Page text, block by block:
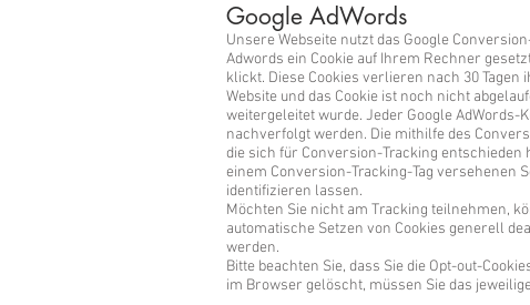
Google AdWords
Unsere Webseite nutzt das Google
Adwords ein Cookie auf Ihrem Rechner
klickt. Diese Cookies verlieren nach 30
Website und das Cookie ist noch nicht
weitergeleitet wurde. Jeder Google AdWords-
nachverfolgt werden. Die mithilfe des
die sich für Conversion-Tracking entschieden
einem Conversion-Tracking-Tag versehenen
identifizieren lassen.
Möchten Sie nicht am Tracking teilnehmen,
automatische Setzen von Cookies generell
werden.
Bitte beachten Sie, dass Sie die Opt-out-
im Browser gelöscht, müssen Sie das